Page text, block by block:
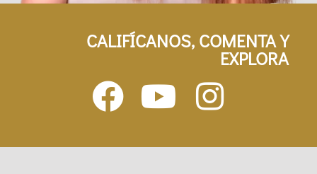
CALIFÍCANOS, COMENTA Y
EXPLORA